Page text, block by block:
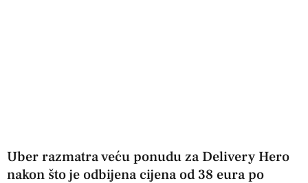
Uber razmatra veću ponudu za Delivery Hero
nakon što je odbijena cijena od 38 eura po